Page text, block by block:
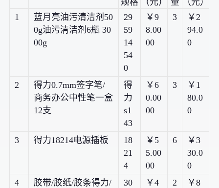
1
蓝月亮油污清洁剂50
0g油污清洁剂6瓶 30
00g
29
59
14
54
0
￥9
8.00
00
3
￥2
94.0
0
2
得力0.7mm签字笔/
商务办公中性笔一盒
12支
得
力
s1
43
￥6
0.00
00
3
￥1
80.0
0
3 得力18214电源插板
18
21
4
￥5
5.00
00
6
￥3
30.0
0
4
胶带/胶纸/胶条得力/
30
￥4
2
￥8